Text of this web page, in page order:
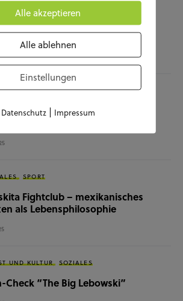
UND KULTUR SOZIALES
Check “The Terminator”
WISSENSCHAFT & NATUR
– (k)ein Beruf mit
SPORT
Fightclub – mexikanisches
als Lebensphilosophie
UND KULTUR SOZIALES
Check “The Big Lebowski”
Alle akzeptieren
Alle ablehnen
Einstellungen
Datenschutz| Impressum